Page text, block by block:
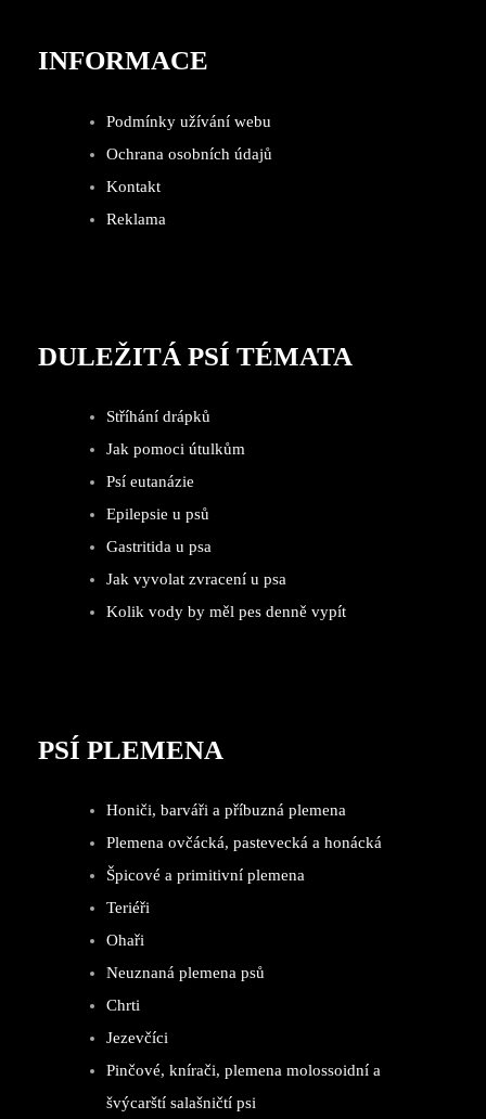
INFORMACE
Podmínky užívání webu
Ochrana osobních údajů
Kontakt
Reklama
DULEŽITÁ PSÍ TÉMATA
Stříhání drápků
Jak pomoci útulkům
Psí eutanázie
Epilepsie u psů
Gastritida u psa
Jak vyvolat zvracení u psa
Kolik vody by měl pes denně vypít
PSÍ PLEMENA
Honiči, barváři a příbuzná plemena
Plemena ovčácká, pastevecká a honácká
Špicové a primitivní plemena
Teriéři
Ohaři
Neuznaná plemena psů
Chrti
Jezevčíci
Pinčové, knírači, plemena molossoidní a
švýcarští salašničtí psi